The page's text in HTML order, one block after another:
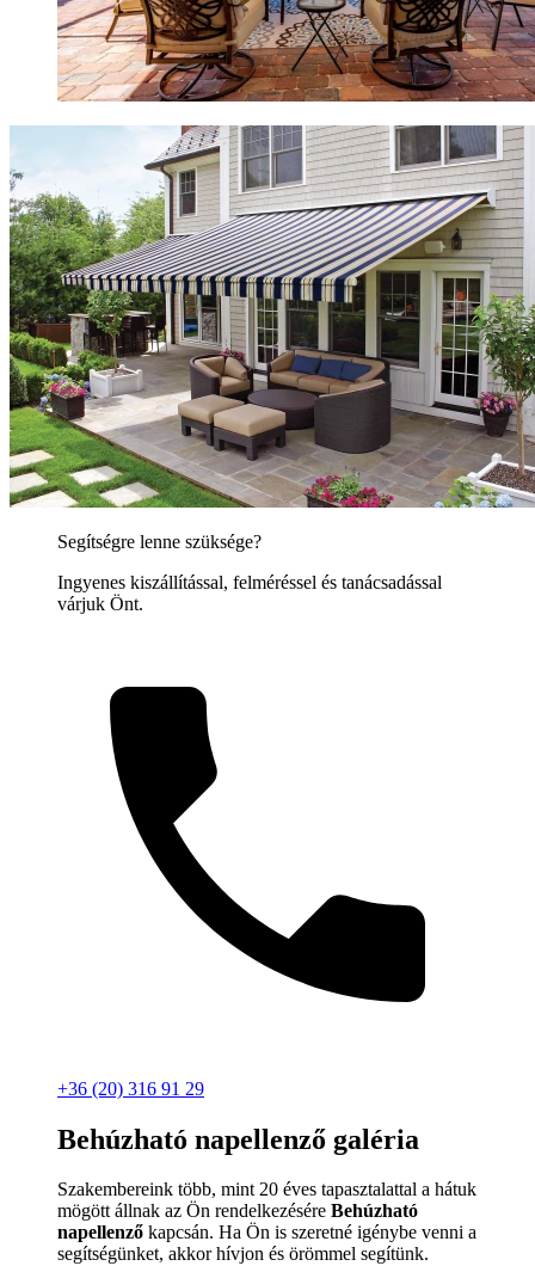
Segítségre lenne szüksége?
Ingyenes kiszállítással, felméréssel és tanácsadással
várjuk Önt.
+36 (20) 316 91 29
Behúzható napellenző galéria
Szakembereink több, mint 20 éves tapasztalattal a hátuk
mögött állnak az Ön rendelkezésére Behúzható
napellenző kapcsán. Ha Ön is szeretné igénybe venni a
segítségünket, akkor hívjon és örömmel segítünk.